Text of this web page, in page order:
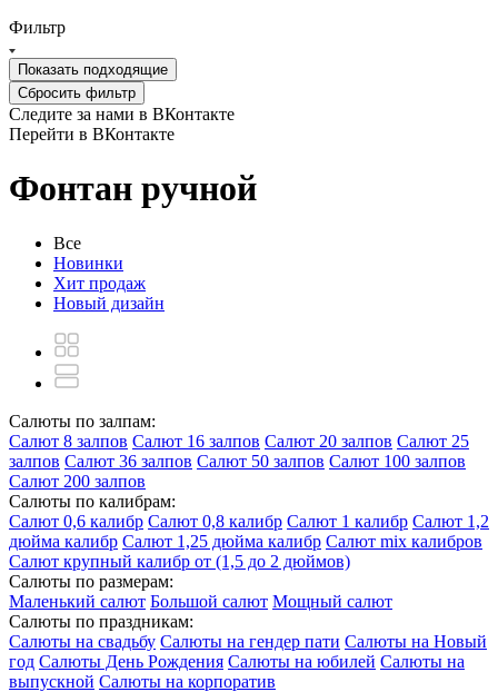
Фильтр
Показать подходящие
Сбросить фильтр
Следите за нами в ВКонтакте
Перейти в ВКонтакте
Фонтан ручной
Все
Новинки
Хит продаж
Новый дизайн
Салюты по залпам:
Салют 8 залпов Салют 16 залпов Салют 20 залпов Салют 25
залпов Салют 36 залпов Салют 50 залпов Салют 100 залпов
Салют 200 залпов
Салюты по калибрам:
Салют 0,6 калибр Салют 0,8 калибр Салют 1 калибр Салют 1,2
дюйма калибр Салют 1,25 дюйма калибр Салют mix калибров
Салют крупный калибр от (1,5 до 2 дюймов)
Салюты по размерам:
Маленький салют Большой салют Мощный салют
Салюты по праздникам:
Салюты на свадьбу Салюты на гендер пати Салюты на Новый
год Салюты День Рождения Салюты на юбилей Салюты на
выпускной Салюты на корпоратив